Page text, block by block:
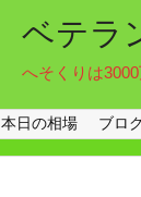
ベテラ
へそくりは
本日の相場 ブロ